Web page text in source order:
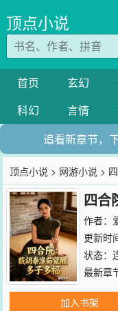
顶点小说
首页 玄幻
科幻
言情
追看新章节，
顶点小说 > 网游小说 >
四合
作者：
更新时
状态：
最新章
加入书架